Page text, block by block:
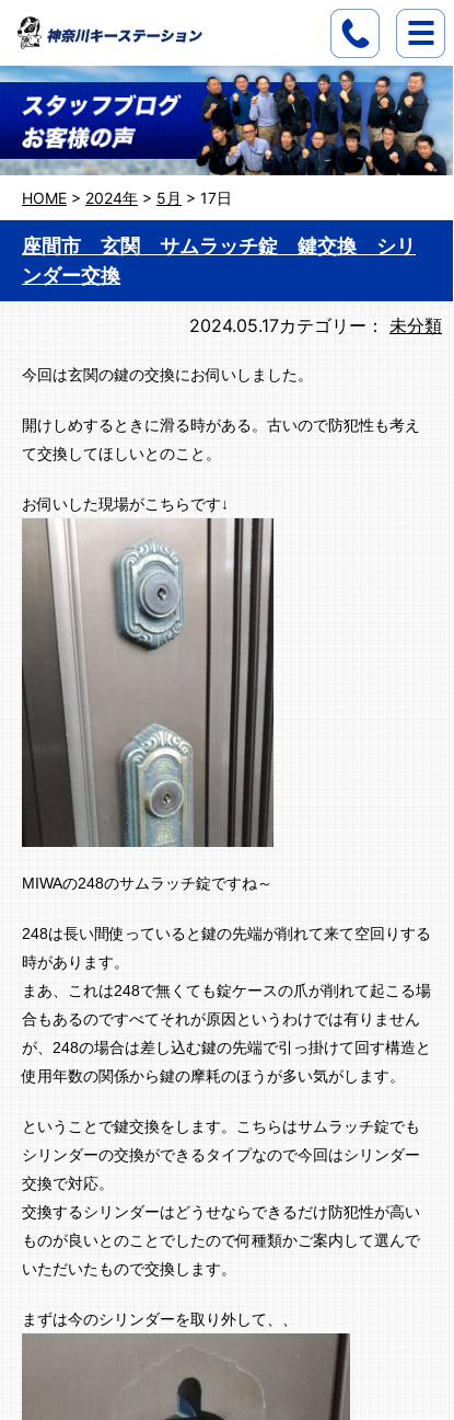
HOME > 2024年 > 5月 > 17日
座間市 玄関 サムラッチ錠 鍵交換 シリ
ンダー交換
2024.05.17カテゴリー： 未分類
今回は玄関の鍵の交換にお伺いしました。
開けしめするときに滑る時がある。古いので防犯性も考え
て交換してほしいとのこと。
お伺いした現場がこちらです↓
MIWAの248のサムラッチ錠ですね～
248は長い間使っていると鍵の先端が削れて来て空回りする
時があります。
まあ、これは248で無くても錠ケースの爪が削れて起こる場
合もあるのですべてそれが原因というわけでは有りません
が、248の場合は差し込む鍵の先端で引っ掛けて回す構造と
使用年数の関係から鍵の摩耗のほうが多い気がします。
ということで鍵交換をします。こちらはサムラッチ錠でも
シリンダーの交換ができるタイプなので今回はシリンダー
交換で対応。
交換するシリンダーはどうせならできるだけ防犯性が高い
ものが良いとのことでしたので何種類かご案内して選んで
いただいたもので交換します。
まずは今のシリンダーを取り外して、、